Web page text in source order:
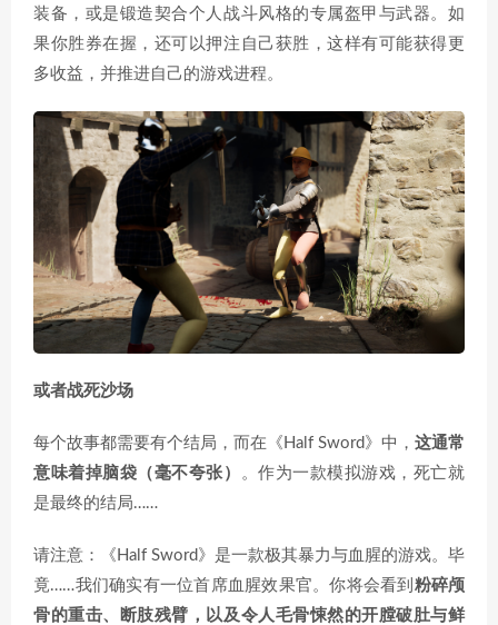
装备，或是锻造契合个人战斗风格的专属盔甲与武器。如
果你胜券在握，还可以押注自己获胜，这样有可能获得更
多收益，并推进自己的游戏进程。
或者战死沙场
每个故事都需要有个结局，而在《Half Sword》中， 这通常
意味着掉脑袋（毫不夸张）
。作为一款模拟游戏，死亡就
是最终的结局……
请注意：《Half Sword》是一款极其暴力与血腥的游戏。毕
竟……我们确实有一位首席血腥效果官。你将会看到 粉碎颅
骨的重击、断肢残臂，以及令人毛骨悚然的开膛破肚与鲜